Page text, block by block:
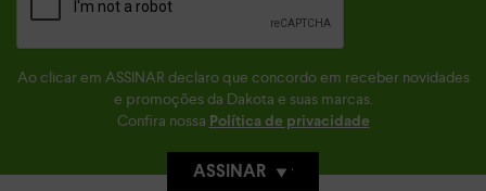
Ao clicar em ASSINAR declaro que concordo em receber novidades
e promoções da Dakota e suas marcas.
Confira nossa Política de privacidade
ASSINAR